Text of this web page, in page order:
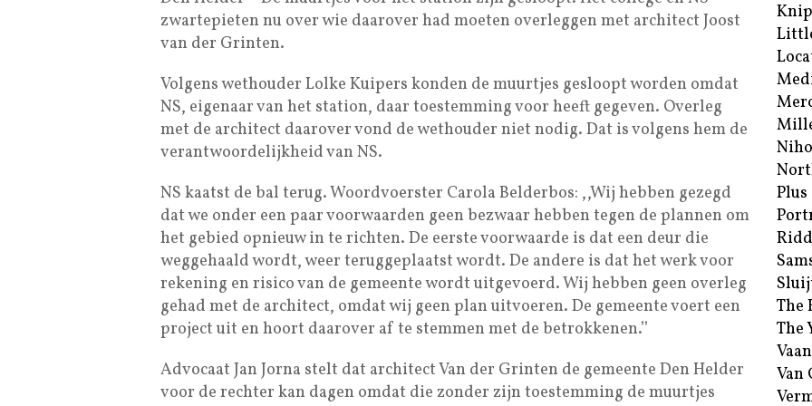
zwartepieten nu over wie daarover had moeten overleggen met architect Joost
van der Grinten.
Volgens wethouder Lolke Kuipers konden de muurtjes gesloopt worden omdat
NS, eigenaar van het station, daar toestemming voor heeft gegeven. Overleg
met de architect daarover vond de wethouder niet nodig. Dat is volgens hem de
verantwoordelijkheid van NS.
NS kaatst de bal terug. Woordvoerster Carola Belderbos: ,,Wij hebben gezegd
dat we onder een paar voorwaarden geen bezwaar hebben tegen de plannen om
het gebied opnieuw in te richten. De eerste voorwaarde is dat een deur die
weggehaald wordt, weer teruggeplaatst wordt. De andere is dat het werk voor
rekening en risico van de gemeente wordt uitgevoerd. Wij hebben geen overleg
gehad met de architect, omdat wij geen plan uitvoeren. De gemeente voert een
project uit en hoort daarover af te stemmen met de betrokkenen.’’
Advocaat Jan Jorna stelt dat architect Van der Grinten de gemeente Den Helder
voor de rechter kan dagen omdat die zonder zijn toestemming de muurtjes
Plus
The
The
Van